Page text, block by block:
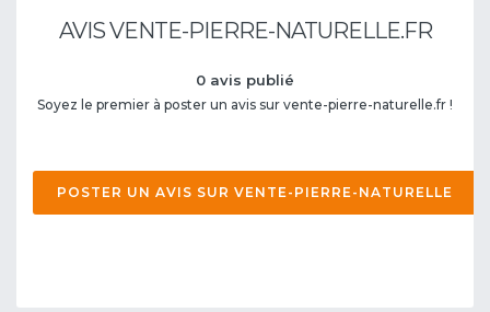
AVIS VENTE-PIERRE-NATURELLE.FR
0 avis publié
Soyez le premier à poster un avis sur vente-pierre-naturelle.fr !
POSTER UN AVIS SUR VENTE-PIERRE-NATURELLE